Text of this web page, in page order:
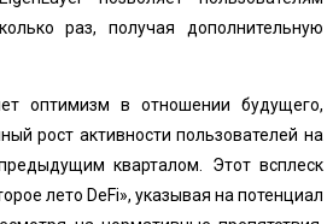
раз, получая дополнительную
оптимизм в отношении будущего,
рост активности пользователей на
кварталом. Этот всплеск
лето DeFi», указывая на потенциал